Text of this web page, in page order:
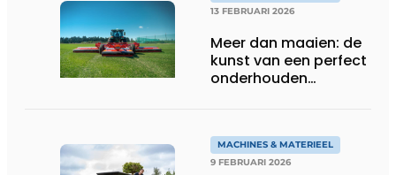
13 FEBRUARI 2026
Meer dan maaien: de
kunst van een perfect
onderhouden
MACHINES & MATERIEEL
9 FEBRUARI 2026